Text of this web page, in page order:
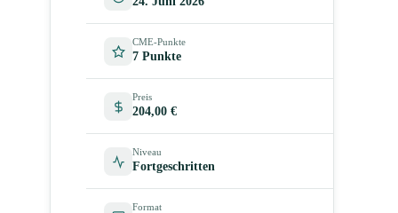
CME-Punkte
7 Punkte
Preis
204,00 €
Niveau
Fortgeschritten
Format